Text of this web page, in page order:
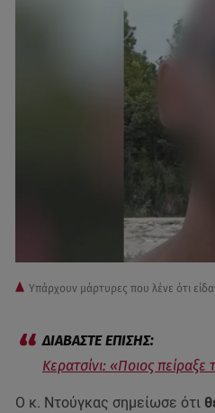
Υπάρχουν μάρτυρες που λένε ότι
Κερατσίνι: «Ποιος
Ο κ. Ντούγκας σημείωσε ότι